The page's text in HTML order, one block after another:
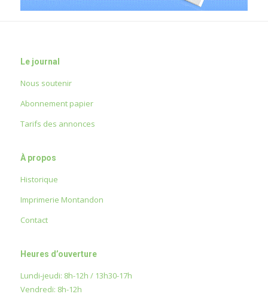
Le journal
Nous soutenir
Abonnement papier
Tarifs des annonces
À propos
Historique
Imprimerie Montandon
Contact
Heures d’ouverture
Lundi-jeudi: 8h-12h / 13h30-17h
Vendredi: 8h-12h